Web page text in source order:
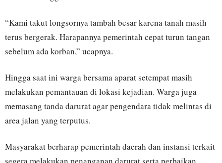
“Kami takut longsornya tambah besar karena tanah masih
terus bergerak. Harapannya pemerintah cepat turun tangan
sebelum ada korban,” ucapnya.
Hingga saat ini warga bersama aparat setempat masih
melakukan pemantauan di lokasi kejadian. Warga juga
memasang tanda darurat agar pengendara tidak melintas di
area jalan yang terputus.
Masyarakat berharap pemerintah daerah dan instansi terkait